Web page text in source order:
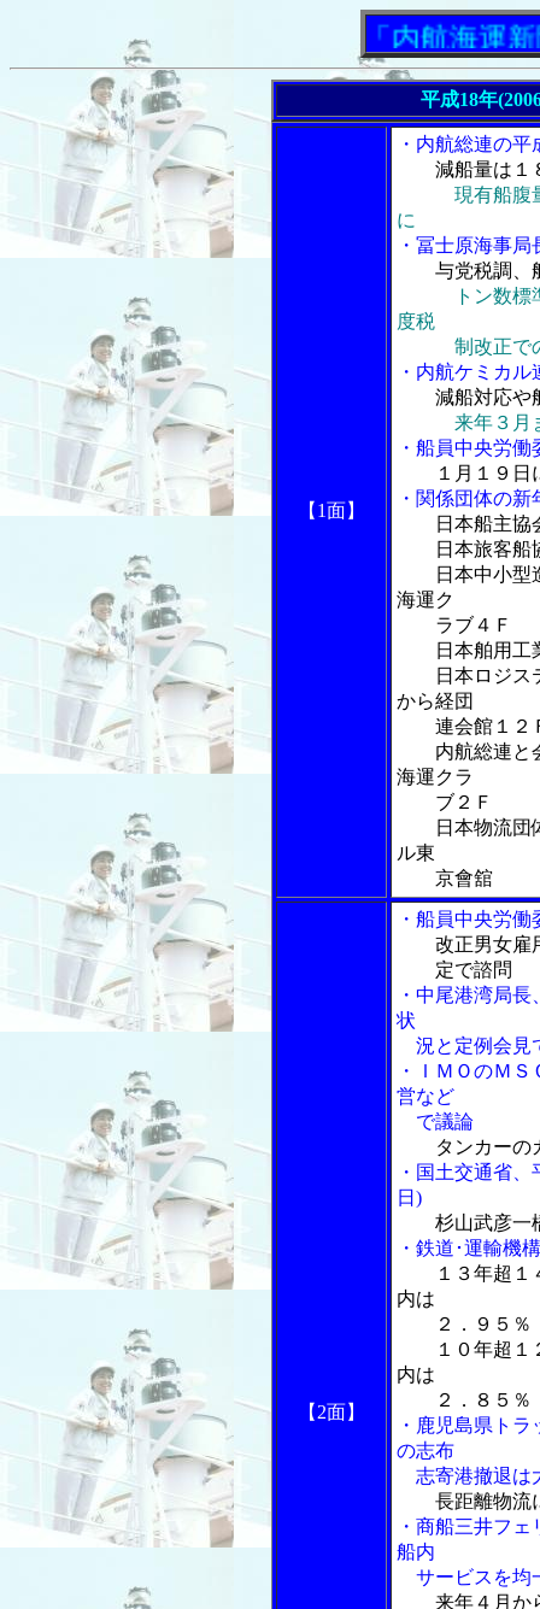
「内航海運新聞」
平成18年
【1面】
・内航総連の
減船量は１
現有船腹
に
・冨士原海事
与党税調、
トン数
度税
制改正での
・内航ケミカ
減船対応や
来年３月
・船員中央労
１月１９日
・関係団体の
日本船主協
日本旅客船協
日本中小型造
海運ク
ラブ４Ｆ
日本舶用工業
日本ロジステ
から経団
連会館１２
内航総連と会
海運クラ
ブ２Ｆ
日本物流団体
ル東
京會舘
【2面】
・船員中央労
改正男女雇
定で諮問
・中尾港湾局
状
況と定例会見
・ＩＭＯのＭ
営など
で議論
タンカーの
・国土交通省
日)
杉山武彦一
・鉄道･運輸機
１３年超
内は
２．９５％
１０年超１２
内は
２．８５％
・鹿児島県ト
の志布
志寄港撤退は
長距離物流
・商船三井フ
船内
サービスを均
来年４月か